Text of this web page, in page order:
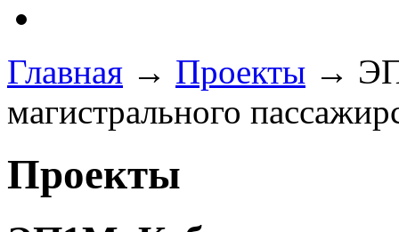
Главная → Проекты →
магистрального
Проекты